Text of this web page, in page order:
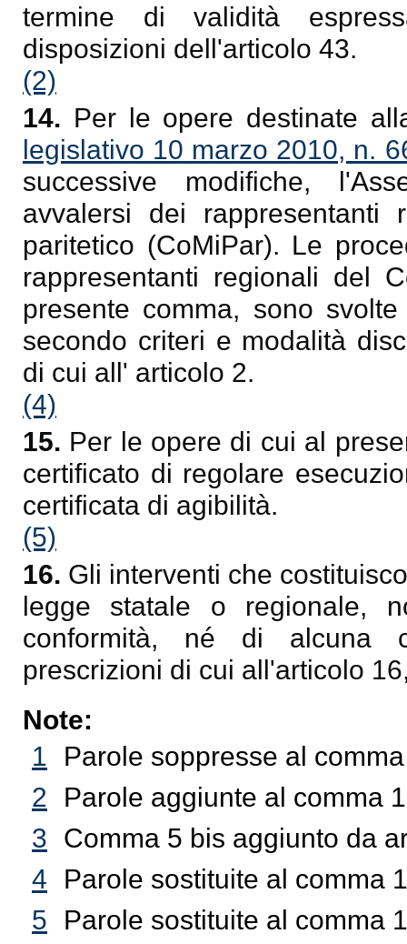
termine di validità
disposizioni dell'articolo 43.
(2)
14. Per le opere destinate
legislativo 10 marzo 2010, n.
successive modifiche,
avvalersi dei
paritetico (CoMiPar). Le
rappresentanti regionali del
presente comma, sono
secondo criteri e modalità
di cui all' articolo 2.
(4)
15. Per le opere di cui al
certificato di regolare
certificata di agibilità.
(5)
16. Gli interventi che
legge statale o regionale,
conformità, né di alcuna
prescrizioni di cui all'articolo
Note:
1
Parole soppresse al
2
Parole aggiunte al comma
3 Comma 5 bis aggiunto da
4
Parole sostituite al comma
5
Parole sostituite al comma